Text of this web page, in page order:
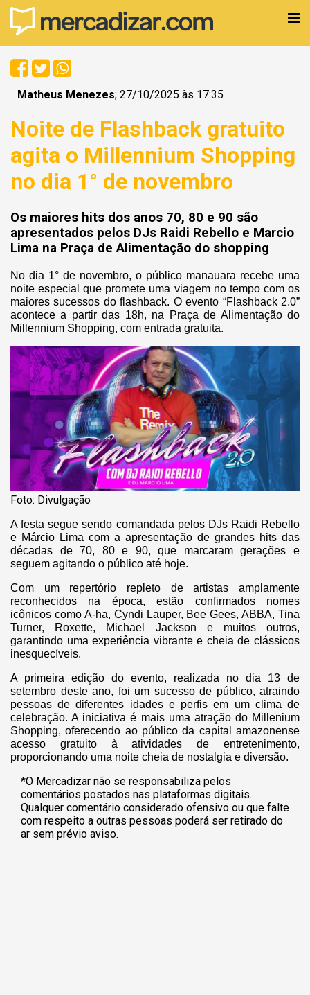
Matheus Menezes; 27/10/2025 às 17:35
Noite de Flashback gratuito
agita o Millennium Shopping
no dia 1° de novembro
Os maiores hits dos anos 70, 80 e 90 são
apresentados pelos DJs Raidi Rebello e Marcio
Lima na Praça de Alimentação do shopping
No dia 1° de novembro, o público manauara recebe uma
noite especial que promete uma viagem no tempo com os
maiores sucessos do flashback. O evento “Flashback 2.0”
acontece a partir das 18h, na Praça de Alimentação do
Millennium Shopping, com entrada gratuita.
Foto: Divulgação
A festa segue sendo comandada pelos DJs Raidi Rebello
e Márcio Lima com a apresentação de grandes hits das
décadas de 70, 80 e 90, que marcaram gerações e
seguem agitando o público até hoje.
Com um repertório repleto de artistas amplamente
reconhecidos na época, estão confirmados nomes
icônicos como A-ha, Cyndi Lauper, Bee Gees, ABBA, Tina
Turner, Roxette, Michael Jackson e muitos outros,
garantindo uma experiência vibrante e cheia de clássicos
inesquecíveis.
A primeira edição do evento, realizada no dia 13 de
setembro deste ano, foi um sucesso de público, atraindo
pessoas de diferentes idades e perfis em um clima de
celebração. A iniciativa é mais uma atração do Millenium
Shopping, oferecendo ao público da capital amazonense
acesso gratuito à atividades de entretenimento,
proporcionando uma noite cheia de nostalgia e diversão.
*O Mercadizar não se responsabiliza pelos
comentários postados nas plataformas digitais.
Qualquer comentário considerado ofensivo ou que falte
com respeito a outras pessoas poderá ser retirado do
ar sem prévio aviso.